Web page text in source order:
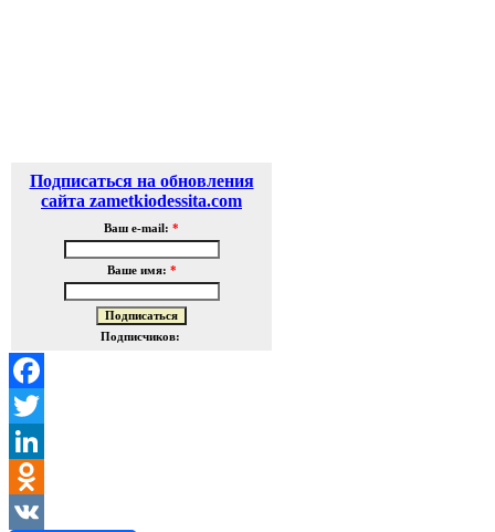
Подписаться на обновления
сайта zametkiodessita.com
Ваш e-mail: *
Ваше имя: *
Подписчиков:
Facebook
Twitter
LinkedIn
Odnoklassniki